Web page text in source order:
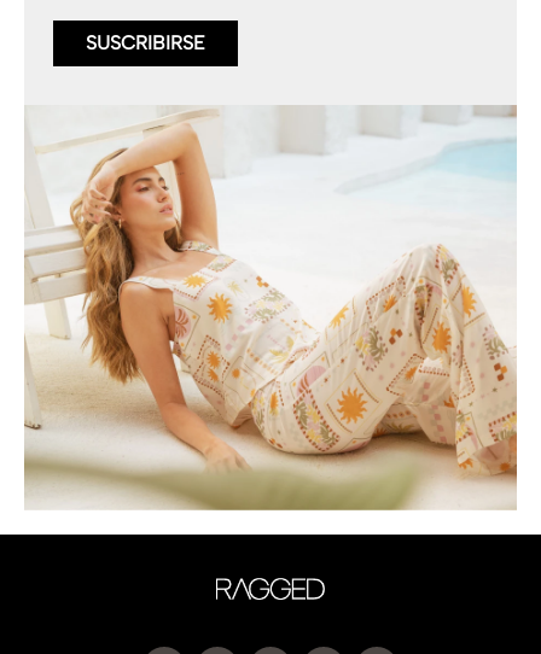
SUSCRIBIRSE